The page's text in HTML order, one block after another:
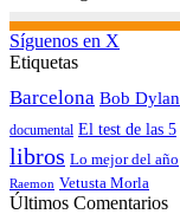
Síguenos en X
Etiquetas
Barcelona Bob Dylan
documental El test de las 5
libros Lo mejor del año
Raemon Vetusta Morla
Últimos Comentarios